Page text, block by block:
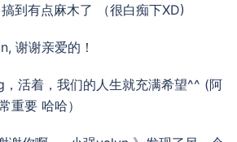
到有点麻木了 （很白痴下XD)
谢谢亲爱的！
活着，我们的人生就充满希望^^ (阿
重要 哈哈）